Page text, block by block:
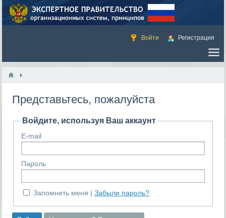
Войти Регистрация
Представьтесь, пожалуйста
Войдите, используя Ваш аккаунт
E-mail
Пароль
Запомнить меня Забыли пароль?